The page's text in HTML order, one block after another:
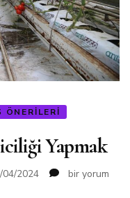
ÖNERILERI
Yapmak
04/2024
Suda
bir yorum